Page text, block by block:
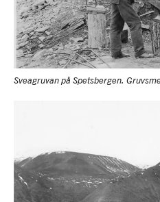
Sveagruvan på Spetsbergen.